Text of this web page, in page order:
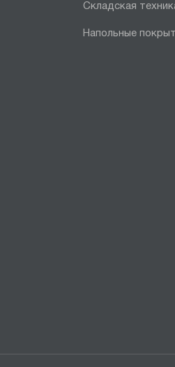
Складская
Напольные